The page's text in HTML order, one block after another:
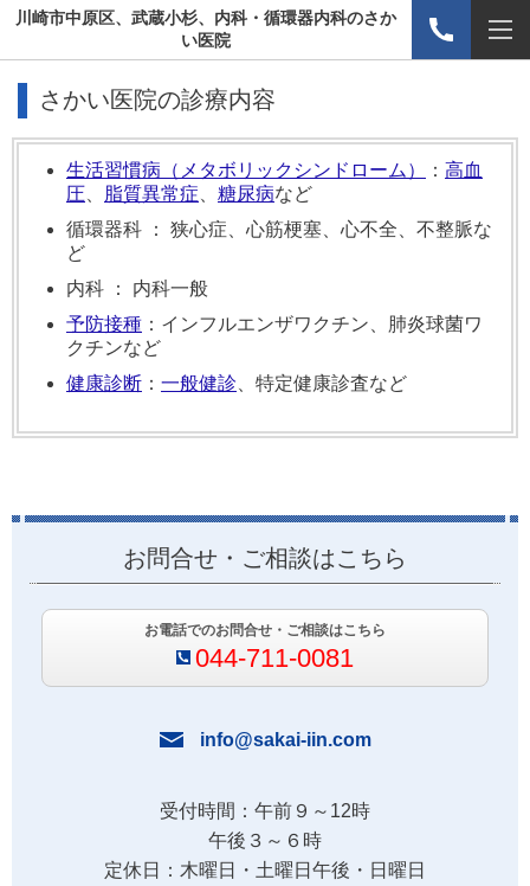
川崎市中原区、武蔵小杉、内科・循環器内科のさか
い医院
さかい医院の診療内容
生活習慣病（メタボリックシンドローム） ： 高血
圧
脂質異常症 糖尿病など
循環器科 ： 狭心症、心筋梗塞、心不全、不整脈な
ど
内科 ： 内科一般
予防接種 ：インフルエンザワクチン、肺炎球菌ワ
クチンなど
健康診断 ： 一般健診 、特定健康診査など
お問合せ・ご相談はこちら
お電話でのお問合せ・ご相談はこちら
044-711-0081
info@sakai-iin.com
受付時間：午前９～12時
午後３～６時
定休日：木曜日・土曜日午後・日曜日